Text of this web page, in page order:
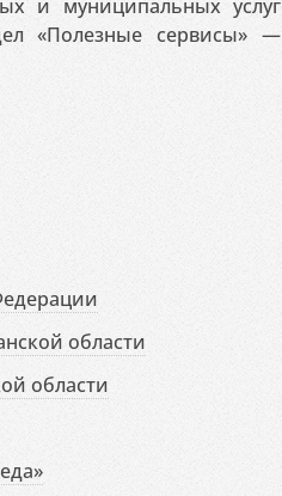
и муниципальных услуг
«Полезные сервисы» —
области
области